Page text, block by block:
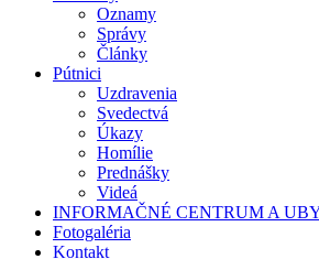
Oznamy
Správy
Články
Pútnici
Uzdravenia
Svedectvá
Úkazy
Homílie
Prednášky
Videá
INFORMAČNÉ CENTRUM A
Fotogaléria
Kontakt